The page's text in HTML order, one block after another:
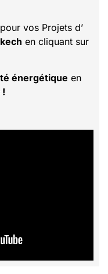
vos Projets d’
en cliquant sur
énergétique en
!